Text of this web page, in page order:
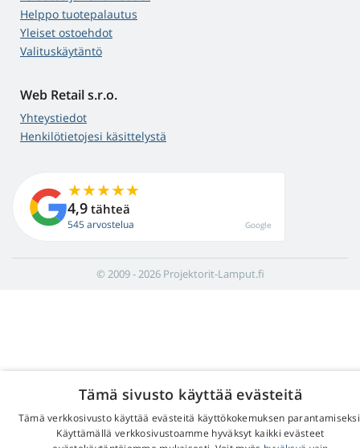
Helppo tuotepalautus
Yleiset ostoehdot
Valituskäytäntö
Web Retail s.r.o.
Yhteystiedot
Henkilötietojesi käsittelystä
4,9 tähteä
545 arvostelua Google
© 2009 - 2026 Projektorit-Lamput.fi
Tämä sivusto käyttää evästeitä
Tämä verkkosivusto käyttää evästeitä käyttökokemuksen
Käyttämällä verkkosivustoamme hyväksyt kaikki evästeet